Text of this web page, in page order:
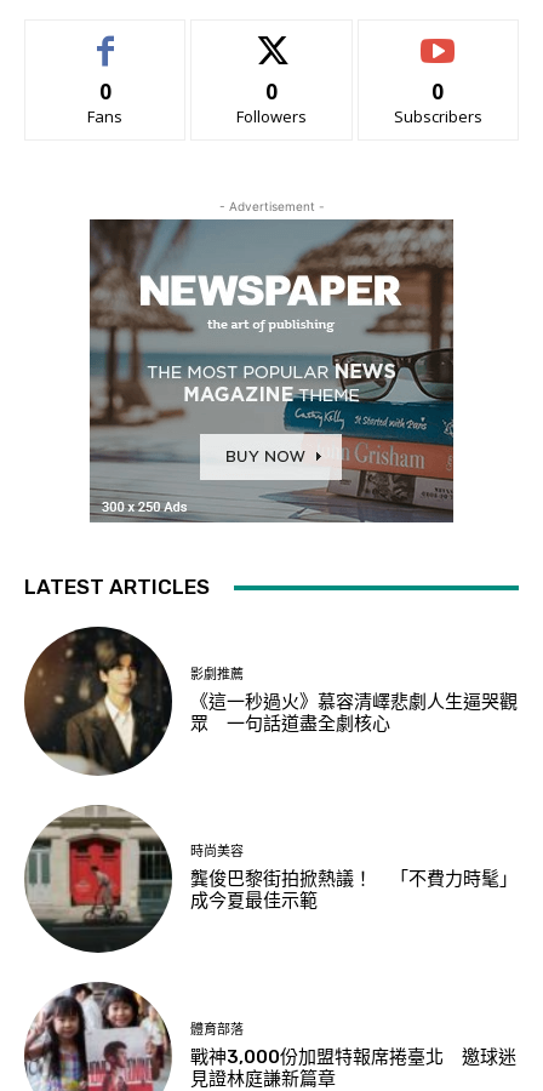
0
Fans
0
Followers
0
Subscribers
- Advertisement -
LATEST ARTICLES
影劇推薦
《這一秒過火》慕容清嶧悲劇人生逼哭觀
眾 一句話道盡全劇核心
時尚美容
龔俊巴黎街拍掀熱議！ 「不費力時髦」
成今夏最佳示範
體育部落
戰神3,000份加盟特報席捲臺北 邀球迷
見證林庭謙新篇章